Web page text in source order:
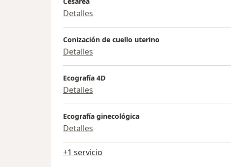
Detalles
Conización de cuello uterino
Detalles
Ecografía 4D
Detalles
Ecografía ginecológica
Detalles
+1 servicio